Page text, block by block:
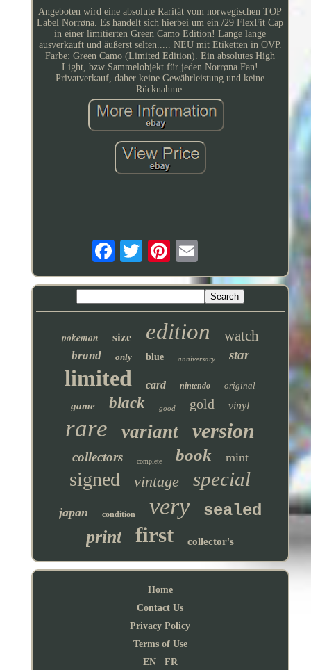
Angeboten wird eine absolute Rarität vom norwegischen TOP
Label Norrøna. Es handelt sich hierbei um ein /29 FlexFit Cap
in einer limitierten Green Camo Edition! Lange lange
ausverkauft und äußerst selten..... NEU mit Etiketten in OVP.
Farbe: Green Camo (Limited Edition). Ein absolutes High
Light, bzw Sammelobjekt für jeden Norrøna Fan!
Privatverkauf, daher keine Gewährleistung und keine
Rücknahme.
pokemon size edition watch
brand only blue anniversary star
limited card nintendo original
game black good gold vinyl
rare variant version
collectors complete book mint
signed vintage special
japan condition very sealed
print first collector's
Home
Contact Us
Privacy Policy
Terms of Use
EN
FR